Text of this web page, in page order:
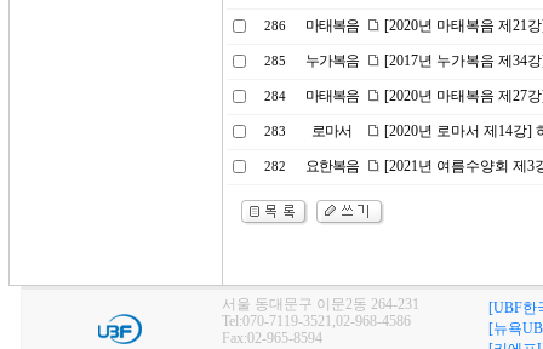
286 마태복음 [2020년 마태복음 제21
285 누가복음 [2017년 누가복음 제34
284 마태복음 [2020년 마태복음 제27
283 로마서 [2020년 로마서 제14강]
282 요한복음 [2021년 여름수양회 제3
서울 동대문구 이문2동 264-231
Tel:070-7119-3521,02-968-4586
Fax:02-965-8594
[UBF한
[뉴욕